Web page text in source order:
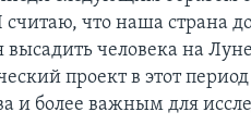
что наша страна
человека на
проект в этот период
и более важным для